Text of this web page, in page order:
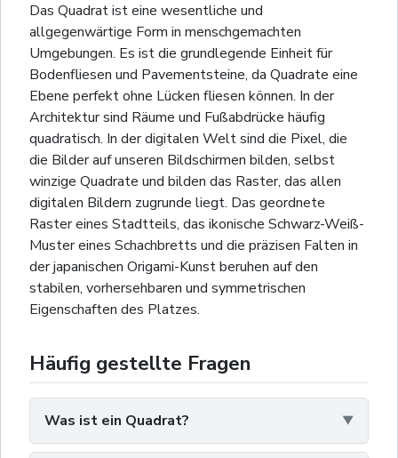
Das Quadrat ist eine wesentliche und
allgegenwärtige Form in menschgemachten
Umgebungen. Es ist die grundlegende Einheit für
Bodenfliesen und Pavementsteine, da Quadrate eine
Ebene perfekt ohne Lücken fliesen können. In der
Architektur sind Räume und Fußabdrücke häufig
quadratisch. In der digitalen Welt sind die Pixel, die
die Bilder auf unseren Bildschirmen bilden, selbst
winzige Quadrate und bilden das Raster, das allen
digitalen Bildern zugrunde liegt. Das geordnete
Raster eines Stadtteils, das ikonische Schwarz-Weiß-
Muster eines Schachbretts und die präzisen Falten in
der japanischen Origami-Kunst beruhen auf den
stabilen, vorhersehbaren und symmetrischen
Eigenschaften des Platzes.
Häufig gestellte Fragen
Was ist ein Quadrat?